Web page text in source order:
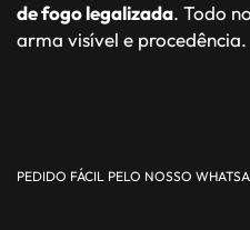
de fogo legalizada. Todo
arma visível e procedência.
PEDIDO FÁCIL PELO NOSSO